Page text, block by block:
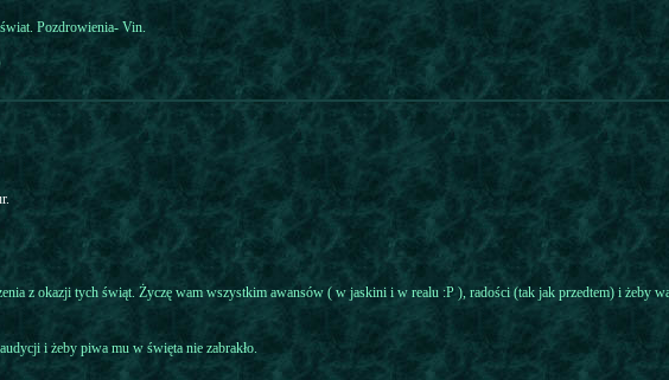
Pozdrowienia- Vin.
z okazji tych świąt. Życzę wam wszystkim awansów ( w jaskini i w realu :P ), radości (tak jak przedtem) i żeby
i żeby piwa mu w święta nie zabrakło.